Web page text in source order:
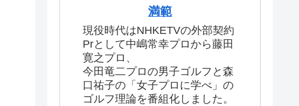
満範
現役時代はNHKETVの外部契約
Prとして中嶋常幸プロから藤田
寛之プロ、
今田竜二プロの男子ゴルフと森
口祐子の「女子プロに学べ」の
ゴルフ理論を番組化しました。